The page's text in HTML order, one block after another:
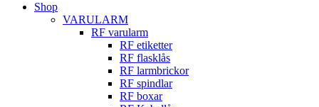
Shop
VARULARM
RF varularm
RF etiketter
RF flasklås
RF larmbrickor
RF spindlar
RF boxar